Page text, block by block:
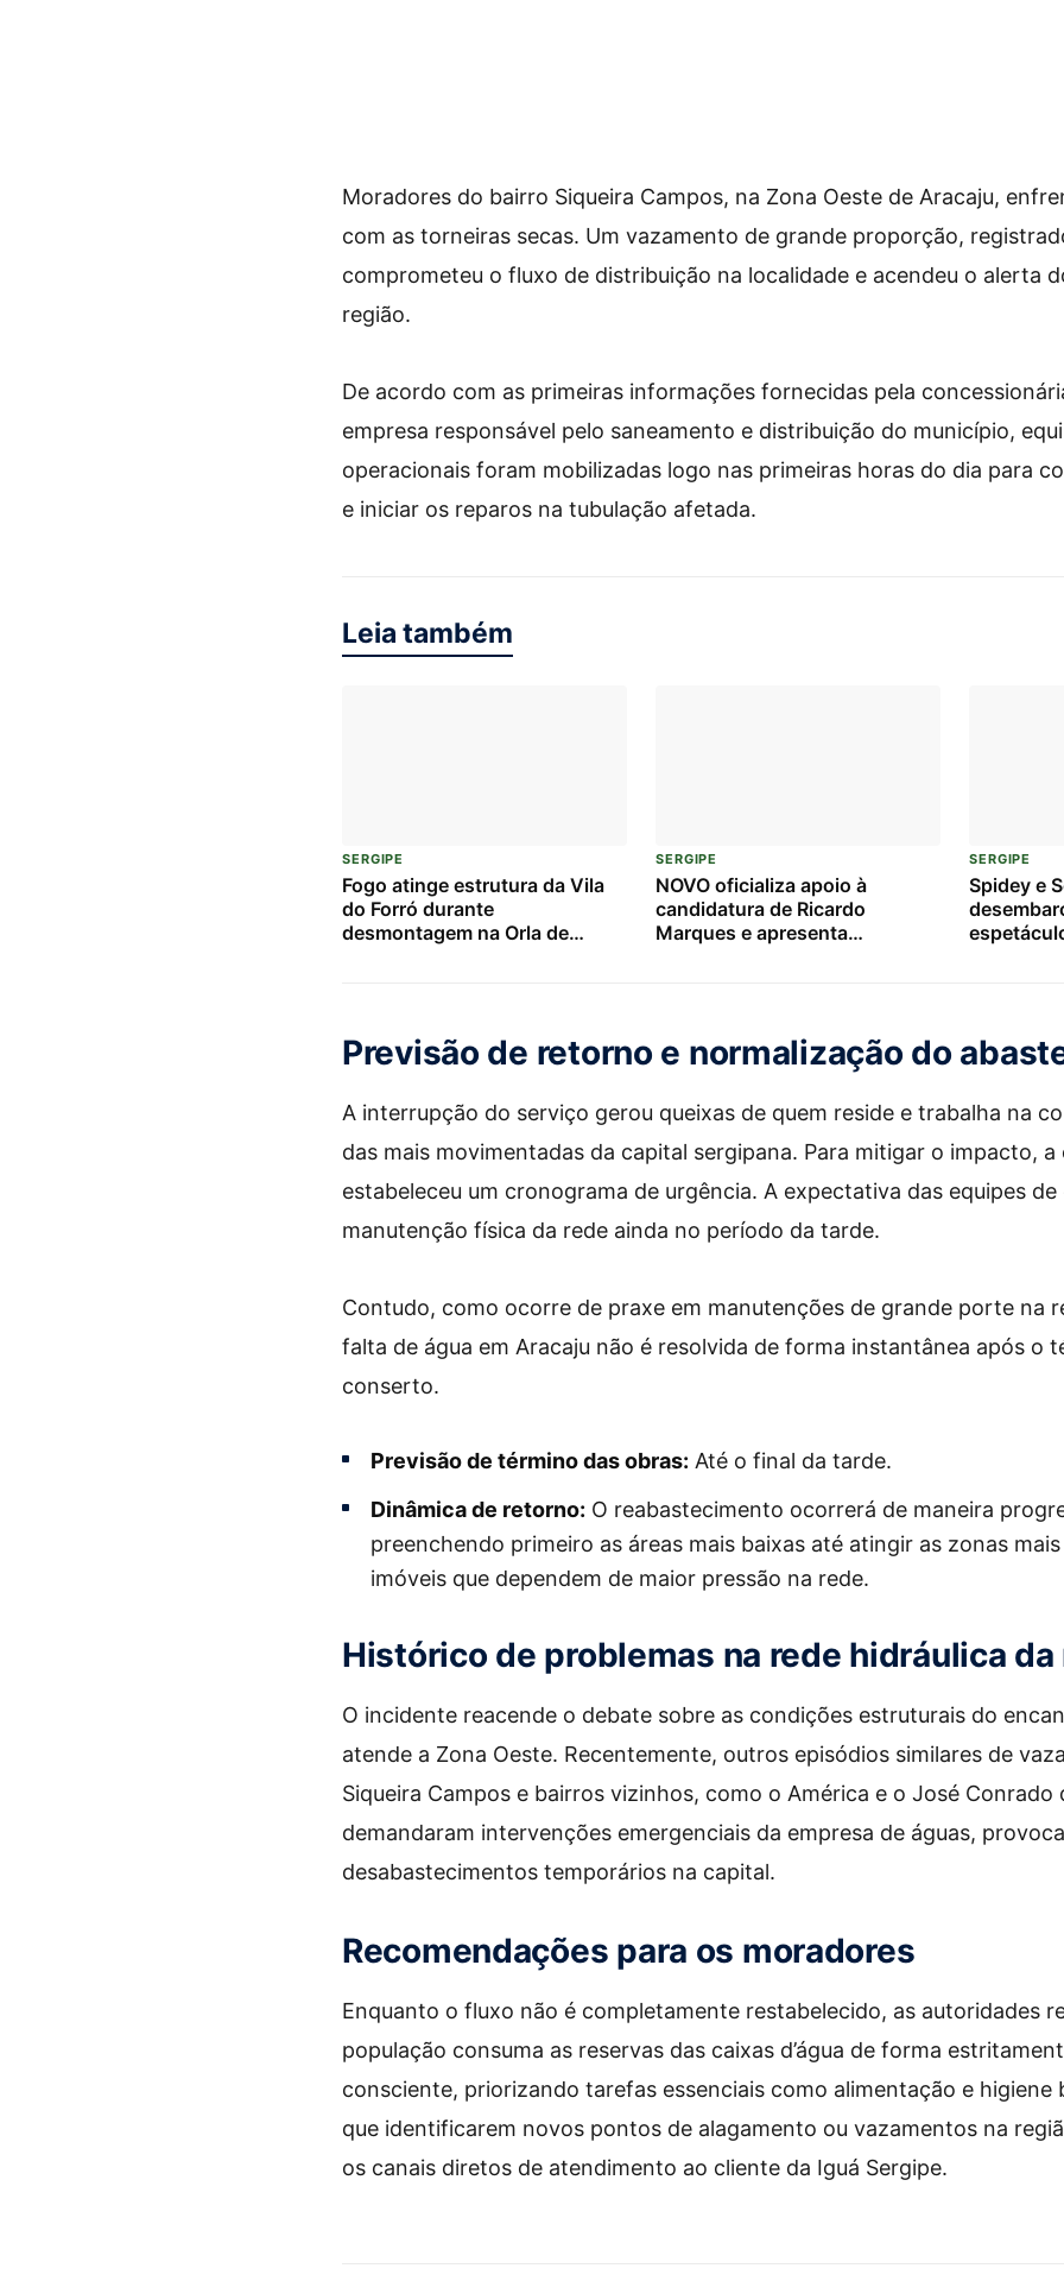
Moradores do bairro Siqueira Campos, na Zona Oeste de Aracaju,
com as torneiras secas. Um vazamento de grande proporção,
comprometeu o fluxo de distribuição na localidade e acendeu o alerta
região.
De acordo com as primeiras informações fornecidas pela
empresa responsável pelo saneamento e distribuição do município,
operacionais foram mobilizadas logo nas primeiras horas do dia para
e iniciar os reparos na tubulação afetada.
Leia também
SERGIPE
Fogo atinge estrutura da Vila
do Forró durante
desmontagem na Orla de
SERGIPE
NOVO oficializa apoio à
candidatura de Ricardo
Marques e apresenta
SERGIPE
Spidey e
Previsão de retorno e normalização do
A interrupção do serviço gerou queixas de quem reside e trabalha na
das mais movimentadas da capital sergipana. Para mitigar o impacto, a
estabeleceu um cronograma de urgência. A expectativa das equipes
manutenção física da rede ainda no período da tarde.
Contudo, como ocorre de praxe em manutenções de grande porte na
falta de água em Aracaju não é resolvida de forma instantânea após o
conserto.
Previsão de término das obras: Até o final da tarde.
Dinâmica de retorno: O reabastecimento ocorrerá de maneira
preenchendo primeiro as áreas mais baixas até atingir as zonas
imóveis que dependem de maior pressão na rede.
Histórico de problemas na rede hidráulica da
O incidente reacende o debate sobre as condições estruturais do
atende a Zona Oeste. Recentemente, outros episódios similares de
Siqueira Campos e bairros vizinhos, como o América e o José Conrado
demandaram intervenções emergenciais da empresa de águas,
desabastecimentos temporários na capital.
Recomendações para os moradores
Enquanto o fluxo não é completamente restabelecido, as autoridades
população consuma as reservas das caixas d’água de forma
consciente, priorizando tarefas essenciais como alimentação e higiene
que identificarem novos pontos de alagamento ou vazamentos na
os canais diretos de atendimento ao cliente da Iguá Sergipe.